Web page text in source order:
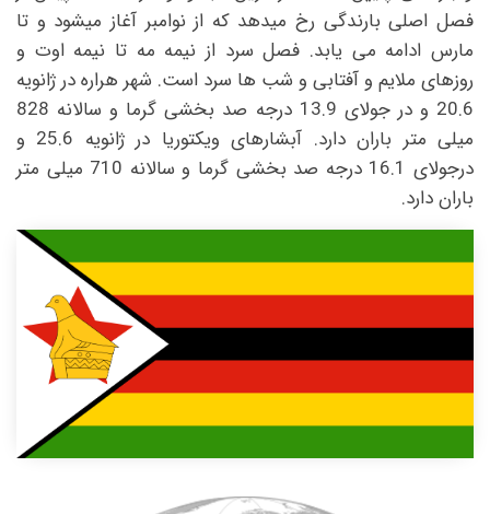
فصل اصلی بارندگی رخ میدهد که از نوامبر آغاز میشود و تا
مارس ادامه می یابد. فصل سرد از نیمه مه تا نیمه اوت و
روزهای ملایم و آفتابی و شب ها سرد است. شهر هراره در ژانویه
20.6 و در جولای 13.9 درجه صد بخشی گرما و سالانه 828
میلی متر باران دارد. آبشارهای ویکتوریا در ژانویه 25.6 و
درجولای 16.1 درجه صد بخشی گرما و سالانه 710 میلی متر
باران دارد.